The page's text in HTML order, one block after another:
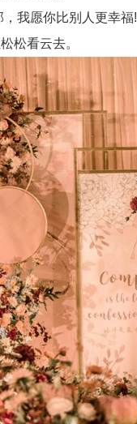
我愿你比别人更幸福!
松看云去。